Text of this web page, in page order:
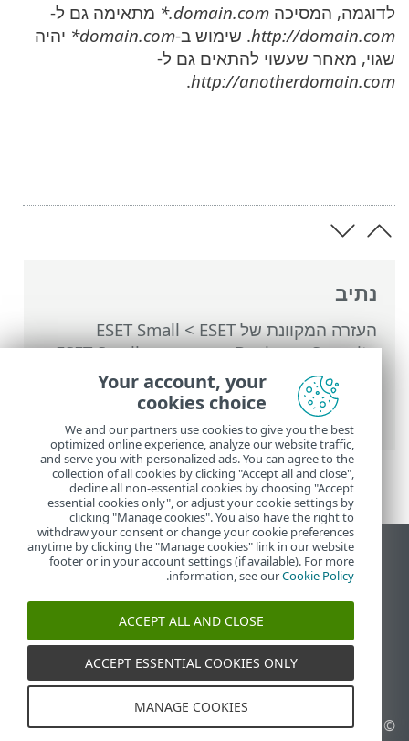
נתיב
העזרה המקוונת של ESET >
ESET Small
Business Security
>
עבודה עם ESET Small
Business Security
> הגדרות מתקדמות
הגנות>הגנת גישה לאינטרנט>ניהול רשימה
של כתובות URL
> כיצד להוסיף מסיכת URL
לדוגמה, המסיכה ‎*.domain.com מתאימה גם ל-
http://domain.com. שימוש ב-‎*domain.com יהיה
שגוי, מאחר שעשוי להתאים גם ל-
http://anotherdomain.com
.
הצג את האתר למחשב
End of Life
מאגר הידע של ESET
ESET Status Portal
תמיכה אזורית
© 1992 - 2026 ESET, spol. s ניהול קובצי Cookie
Your account, your
cookies choice
We and our partners use cookies to give you the best
optimized online experience, analyze our website traffic,
and serve you with personalized ads. You can agree to the
collection of all cookies by clicking "Accept all and close",
decline all non-essential cookies by choosing "Accept
essential cookies only", or adjust your cookie settings by
clicking "Manage cookies". You also have the right to
withdraw your consent or change your cookie preferences
anytime by clicking the "Manage cookies" link in our website
footer or in your account settings (if available). For more
information, see ourCookie Policy
.
ACCEPT ALL AND CLOSE
ACCEPT ESSENTIAL COOKIES ONLY
MANAGE COOKIES